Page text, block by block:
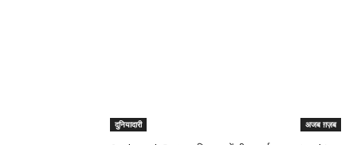
दुनियादारी अजब ग़ज़ब